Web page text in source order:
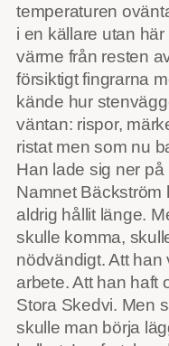
temperaturen
i en källare utan
värme från resten
försiktigt fingrarna
kände hur
väntan: rispor,
ristat men som nu
Han lade sig ner
Namnet Bäckström
aldrig hållit länge.
skulle komma,
nödvändigt. Att han
arbete. Att han haft
Stora Skedvi. Men
skulle man börja